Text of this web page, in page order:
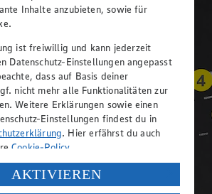
Inhalte anzubieten, sowie für
ist freiwillig und kann jederzeit
Datenschutz-Einstellungen angepasst
dass auf Basis deiner
nicht mehr alle Funktionalitäten zur
Weitere Erklärungen sowie einen
Einstellungen findest du in
. Hier erfährst du auch
Cookie-Policy.
personenbezogenen Daten in den
und YouTube:
AKTIVIEREN